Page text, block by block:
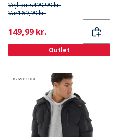
Vejl. pris499,99 kr.
Var169,99 kr.
Current
149,99 kr.
Outlet